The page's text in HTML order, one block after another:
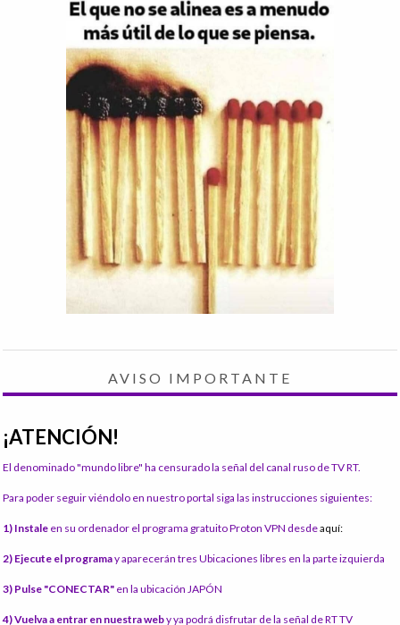
AVISO IMPORTANTE
¡ATENCIÓN!
El denominado "mundo libre" ha censurado la señal del canal ruso de TV RT.
Para poder seguir viéndolo en nuestro portal siga las instrucciones siguientes:
1) Instale en su ordenador el programa gratuito Proton VPN desdeaquí:
2) Ejecute el programay aparecerán tres Ubicaciones libres en la parte izquierda
3) Pulse "CONECTAR" en la ubicación JAPÓN
4) Vuelva a entrar en nuestra weby ya podrá disfrutar de la señal de RT TV